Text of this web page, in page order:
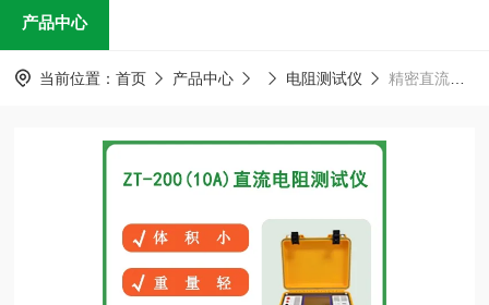
在线留言
产品中心
当前位置： 首页 产品中心 电阻测试仪 精密直流电阻测试仪：武汉市得福热销杭州/上海等地